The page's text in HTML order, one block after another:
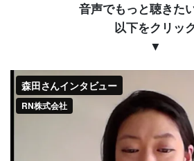
音声でもっと聴きた
以下をクリッ
▼